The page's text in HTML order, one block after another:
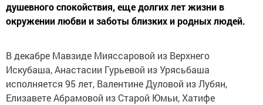
душевного спокойствия, еще долгих лет жизни в
окружении любви и заботы близких и родных людей.
В декабре Мавзиде Мияссаровой из Верхнего
Искубаша, Анастасии Гурьевой из Урясьбаша
исполняется 95 лет, Валентине Дуловой из Лубян,
Елизавете Абрамовой из Старой Юмьи, Хатифе